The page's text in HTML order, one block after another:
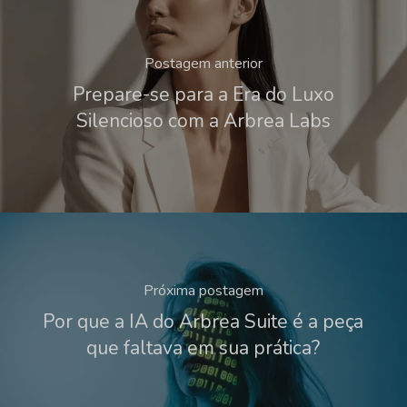
Postagem anterior
Prepare-se para a Era do Luxo
Silencioso com a Arbrea Labs
Próxima postagem
Por que a IA do Arbrea Suite é a peça
que faltava em sua prática?